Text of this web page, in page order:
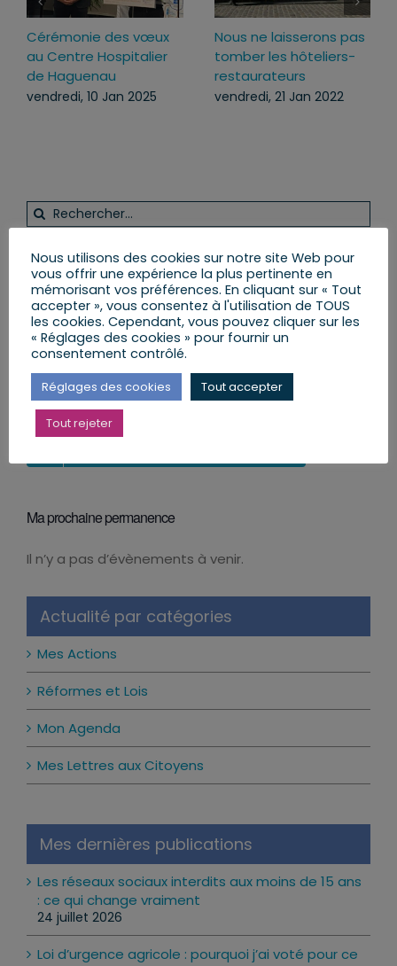
Cérémonie des vœux
au Centre Hospitalier
de Haguenau
vendredi, 10 Jan 2025
Nous ne laisserons pas
tomber les hôteliers-
restaurateurs
vendredi, 21 Jan 2022
Rechercher:
Vous et votre Député
S’INSCRIRE ET RECEVOIR LA NEWSLETTER
MES LETTRES ENVOYÉES AUX CITOYENS
POSER UNE QUESTION AU DÉPUTÉ
Ma prochaine permanence
Notice
Il n’y a pas d’évènements à venir.
Actualité par catégories
Mes Actions
Réformes et Lois
Mon Agenda
Mes Lettres aux Citoyens
Mes dernières publications
Les réseaux sociaux interdits aux moins de 15 ans
: ce qui change vraiment
24 juillet 2026
Loi d’urgence agricole : pourquoi j’ai voté pour ce
Nous utilisons des cookies sur notre site Web pour
vous offrir une expérience la plus pertinente en
mémorisant vos préférences. En cliquant sur « Tout
accepter », vous consentez à l'utilisation de TOUS
les cookies. Cependant, vous pouvez cliquer sur les
« Réglages des cookies » pour fournir un
consentement contrôlé.
Réglages des cookies Tout accepter
Tout rejeter